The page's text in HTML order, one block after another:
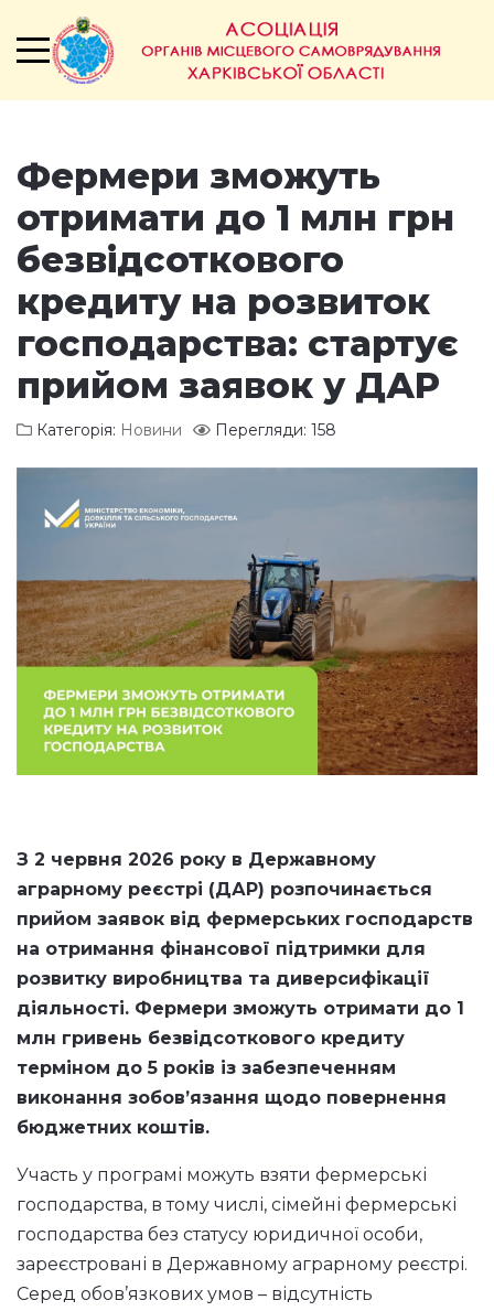
Фермери зможуть
отримати до 1 млн грн
безвідсоткового
кредиту на розвиток
господарства: стартує
прийом заявок у ДАР
Категорія: Новини Перегляди: 158
З 2 червня 2026 року в Державному
аграрному реєстрі (ДАР) розпочинається
прийом заявок від фермерських господарств
на отримання фінансової підтримки для
розвитку виробництва та диверсифікації
діяльності. Фермери зможуть отримати до 1
млн гривень безвідсоткового кредиту
терміном до 5 років із забезпеченням
виконання зобов’язання щодо повернення
бюджетних коштів.
Участь у програмі можуть взяти фермерські
господарства, в тому числі, сімейні фермерські
господарства без статусу юридичної особи,
зареєстровані в Державному аграрному реєстрі.
Серед обов’язкових умов – відсутність